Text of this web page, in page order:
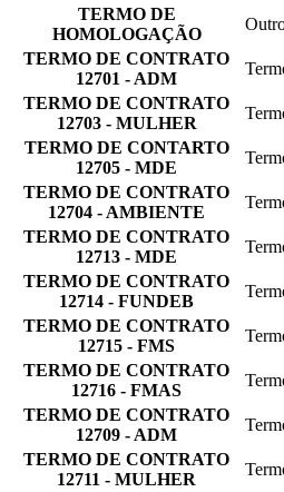
TERMO DE
HOMOLOGAÇÃO
TERMO DE CONTRATO
12701 - ADM
TERMO DE CONTRATO
12703 - MULHER
TERMO DE CONTARTO
12705 - MDE
TERMO DE CONTRATO
12704 - AMBIENTE
TERMO DE CONTRATO
12713 - MDE
TERMO DE CONTRATO
12714 - FUNDEB
TERMO DE CONTRATO
12715 - FMS
TERMO DE CONTRATO
12716 - FMAS
TERMO DE CONTRATO
12709 - ADM
TERMO DE CONTRATO
12711 - MULHER